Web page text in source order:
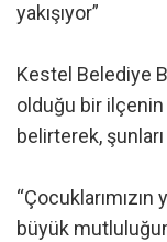
yakışıyor”
Kestel Belediye
olduğu bir ilçenin
belirterek,
büyük